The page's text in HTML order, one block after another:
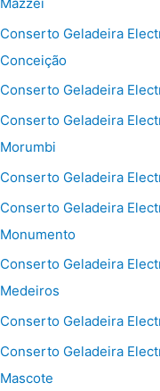
Conserto Geladeira
Conceição
Conserto Geladeira
Conserto Geladeira
Morumbi
Conserto Geladeira
Conserto Geladeira
Monumento
Conserto Geladeira
Medeiros
Conserto Geladeira
Conserto Geladeira
Mascote